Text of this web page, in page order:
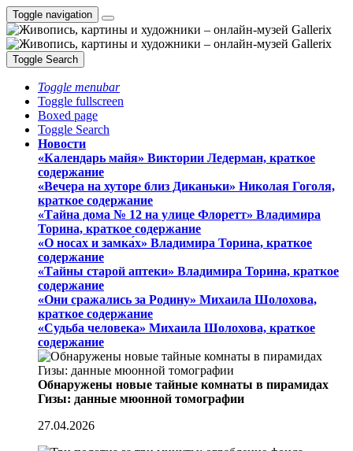
Toggle navigation
Toggle Search
Toggle menubar
Toggle fullscreen
Boxed page
Toggle Search
Новости
«Календарь майя» Виктории Ледерман, краткое
содержание
«Вечера на хуторе близ Диканьки» Николая Гоголя,
краткое содержание
«Тайна дома № 12 на улице Флоретт» Владимира
Торина, краткое содержание
«О носах и замка́х» Владимира Торина, краткое
содержание
«Тайны старой аптеки» Владимира Торина, краткое
содержание
«Они сражались за Родину» Михаила Шолохова,
краткое содержание
«Судьба человека» Михаила Шолохова, краткое
содержание
Обнаружены новые тайные комнаты в пирамидах
Гизы: данные мюонной томографии
27.04.2026